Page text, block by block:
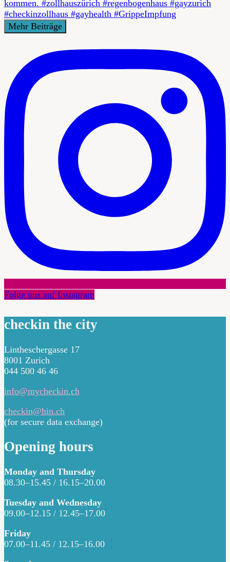
Mehr Beiträge
Folge uns auf Instagram
checkin the city
Lintheschergasse 17
8001 Zurich
044 500 46 46
info@mycheckin.ch
checkin@hin.ch
(for secure data exchange)
Opening hours
Monday and Thursday
08.30–15.45 / 16.15–20.00
Tuesday and Wednesday
09.00–12.15 / 12.45–17.00
Friday
07.00–11.45 / 12.15–16.00